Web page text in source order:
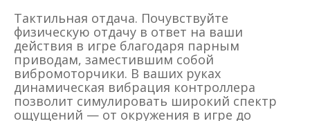
Тактильная отдача. Почувствуйте
физическую отдачу в ответ на ваши
действия в игре благодаря парным
приводам, заместившим собой
вибромоторчики. В ваших руках
динамическая вибрация контроллера
позволит симулировать широкий спектр
ощущений — от окружения в игре до